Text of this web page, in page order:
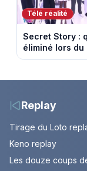
Télé réalité
Secret Story :
éliminé lors du
du 6 août
Replay
Tirage du Loto
Keno replay
Les douze coups